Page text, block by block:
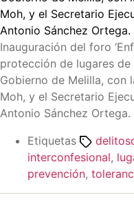
Inauguración del foro
protección de lugares de
Gobierno de Melilla, con
Moh, y el Secretario
Antonio Sánchez Ortega.
Etiquetas
interconfesional,
prevención,